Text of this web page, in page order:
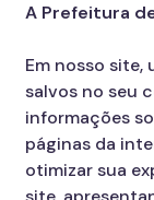
LinkedIn da
TikTok da
YouTube
X da
A Prefeitura
Em nosso site,
salvos no seu
informações
páginas da
otimizar sua